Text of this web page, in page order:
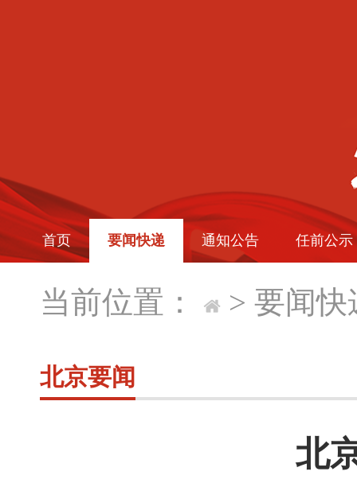
首页 要闻快递 通知公告 任前公示
当前位置： > 要闻快
北京要闻
北